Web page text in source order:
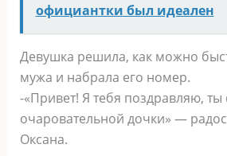
официантки был идеален
Девушка решила, как можно
мужа и набрала его номер.
-«Привет! Я тебя поздравляю, ты
очаровательной дочки» —
Оксана.